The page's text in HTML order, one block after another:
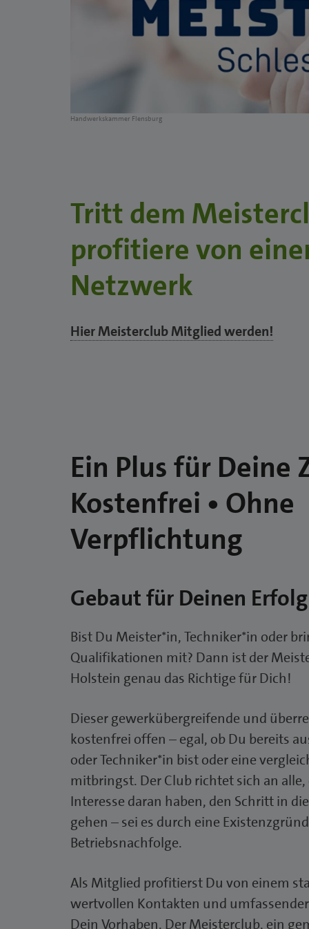
Handwerkskammer Flensburg
Tritt dem
profitiere von
Netzwerk
Hier Meisterclub Mitglied werden!
Ein Plus für Deine
Kostenfrei • Ohne
Verpflichtung
Gebaut für Deinen Erfolg
Bist Du Meister*in, Techniker*in oder
Qualifikationen mit? Dann ist der
Holstein genau das Richtige für Dich!
Dieser gewerkübergreifende und
kostenfrei offen – egal, ob Du bereits
oder Techniker*in bist oder eine
mitbringst. Der Club richtet sich an
Interesse daran haben, den Schritt in
gehen – sei es durch eine
Betriebsnachfolge.
Als Mitglied profitierst Du von einem
wertvollen Kontakten und
Dein Vorhaben. Der Meisterclub, ein